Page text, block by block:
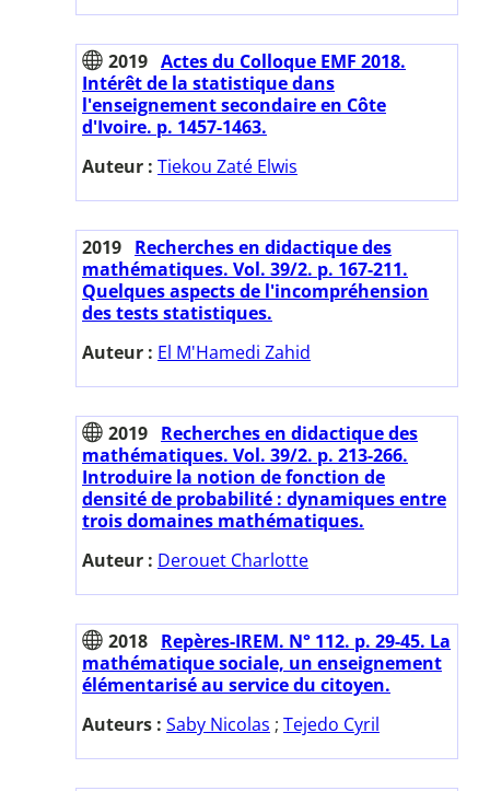
2019 Actes du Colloque EMF 2018.
Intérêt de la statistique dans
l'enseignement secondaire en Côte
d'Ivoire. p. 1457-1463.
Auteur : Tiekou Zaté Elwis
2019 Recherches en didactique des
mathématiques. Vol. 39/2. p. 167-211.
Quelques aspects de l'incompréhension
des tests statistiques.
Auteur : El M'Hamedi Zahid
2019 Recherches en didactique des
mathématiques. Vol. 39/2. p. 213-266.
Introduire la notion de fonction de
densité de probabilité : dynamiques entre
trois domaines mathématiques.
Auteur : Derouet Charlotte
2018 Repères-IREM. N° 112. p. 29-45. La
mathématique sociale, un enseignement
élémentarisé au service du citoyen.
Auteurs : Saby Nicolas ; Tejedo Cyril